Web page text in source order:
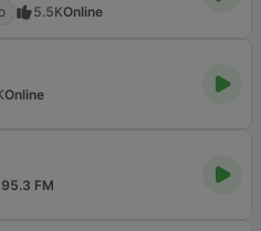
5.5KOnline
Online
95.3 FM